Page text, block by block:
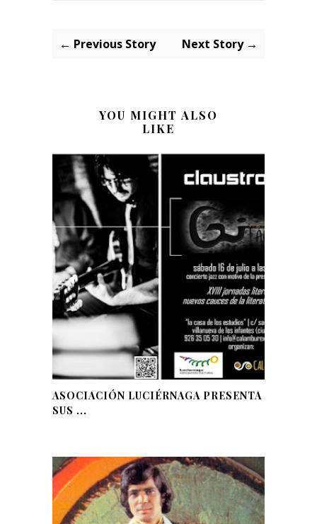
← Previous Story Next Story →
YOU MIGHT ALSO
LIKE
ASOCIACIÓN LUCIÉRNAGA PRESENTA
SUS ...